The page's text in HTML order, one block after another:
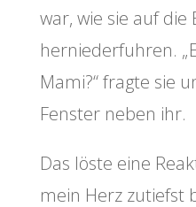
war, wie sie auf die
herniederfuhren.
Mami?“ fragte sie
Fenster neben ihr.
Das löste eine
mein Herz zutiefst